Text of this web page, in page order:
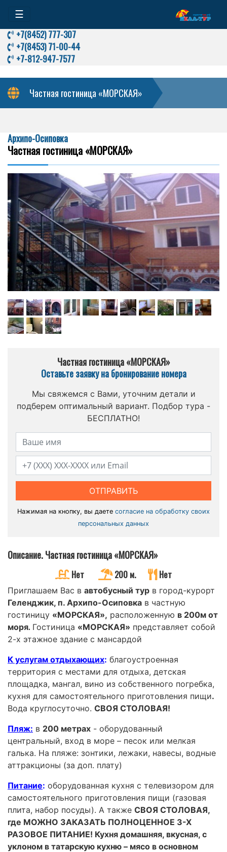
☰
+7(8452) 777-307
+7(8453) 71-00-44
+7-812-947-7577
Частная гостиница «МОРСКАЯ»
Архипо-Осиповка
Частная гостиница «МОРСКАЯ»
Частная гостиница «МОРСКАЯ»
Оставьте заявку на бронирование номера
Мы свяжемся с Вами, уточним детали и
подберем оптимальный вариант. Подбор тура -
БЕСПЛАТНО!
ОТПРАВИТЬ
Нажимая на кнопку, вы даете согласие на обработку своих
персональных данных
Описание. Частная гостиница «МОРСКАЯ»
Нет 200 м. Нет
Приглашаем Вас в автобусный тур в город-курорт
Геленджик, п. Архипо-Осиповка в частную
гостиницу «МОРСКАЯ», расположенную в 200м от
моря. Гостиница «МОРСКАЯ» представляет собой
2-х этажное здание с мансардой
К услугам отдыхающих: благоустроенная
территория с местами для отдыха, детская
площадка, мангал, вино из собственного погребка,
кухня для самостоятельного приготовления пищи.
Вода круглосуточно. СВОЯ СТОЛОВАЯ!
Пляж: в 200 метрах - оборудованный
центральный, вход в море – песок или мелкая
галька. На пляже: зонтики, лежаки, навесы, водные
аттракционы (за доп. плату)
Питание: оборудованная кухня с телевизором для
самостоятельного приготовления пищи (газовая
плита, набор посуды). А также СВОЯ СТОЛОВАЯ,
где МОЖНО ЗАКАЗАТЬ ПОЛНОЦЕННОЕ 3-Х
РАЗОВОЕ ПИТАНИЕ! Кухня домашняя, вкусная, с
уклоном в татарскую кухню – мясо в основном